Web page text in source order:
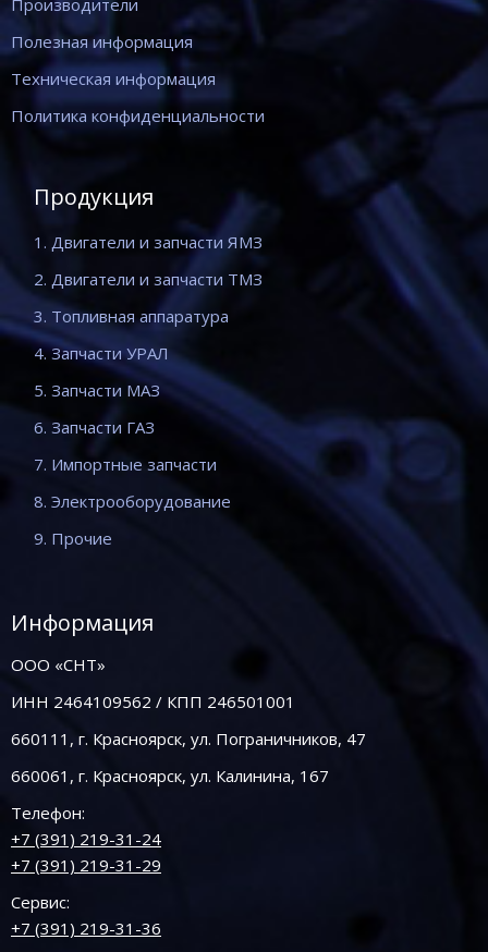
Полезная информация
Техническая информация
Политика конфиденциальности
Продукция
1. Двигатели и запчасти ЯМЗ
2. Двигатели и запчасти ТМЗ
3. Топливная аппаратура
4. Запчасти УРАЛ
5. Запчасти МАЗ
6. Запчасти ГАЗ
7. Импортные запчасти
8. Электрооборудование
9. Прочие
Информация
ООО «СНТ»
ИНН 2464109562 / КПП 246501001
660111, г. Красноярск, ул. Пограничников, 47
660061, г. Красноярск, ул. Калинина, 167
Телефон:
+7 (391) 219-31-24
+7 (391) 219-31-29
Сервис:
+7 (391) 219-31-36